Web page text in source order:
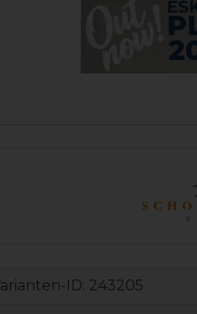
ID: 243205